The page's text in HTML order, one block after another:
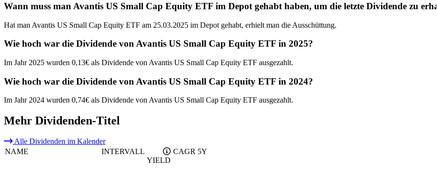
Wann muss man Avantis US Small Cap Equity ETF im Depot gehabt haben, um die letzte Dividende zu
Hat man Avantis US Small Cap Equity ETF am 25.03.2025 im Depot gehabt, erhielt man die Ausschüttung.
Wie hoch war die Dividende von Avantis US Small Cap Equity ETF in 2025?
Im Jahr 2025 wurden 0,13€ als Dividende von Avantis US Small Cap Equity ETF ausgezahlt.
Wie hoch war die Dividende von Avantis US Small Cap Equity ETF in 2024?
Im Jahr 2024 wurden 0,74€ als Dividende von Avantis US Small Cap Equity ETF ausgezahlt.
Mehr Dividenden-Titel
Alle Dividenden im Kalender
NAME
INTERVALL
YIELD
CAGR 5Y